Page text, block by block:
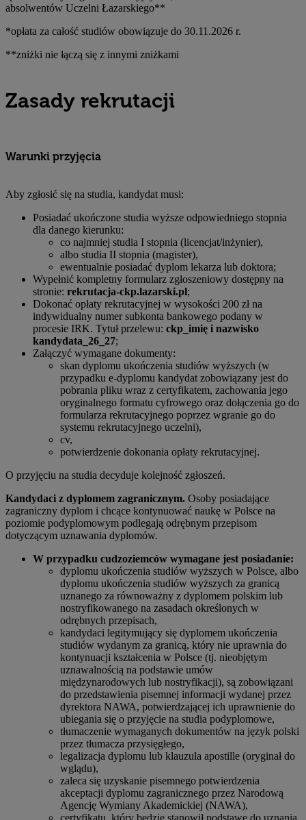
absolwentów Uczelni Łazarskiego**
*opłata za całość studiów obowiązuje do 30.11.2026 r.
**zniżki nie łączą się z innymi zniżkami
Zasady rekrutacji
Warunki przyjęcia
Aby zgłosić się na studia, kandydat musi:
Posiadać ukończone studia wyższe odpowiedniego stopnia
dla danego kierunku:
co najmniej studia I stopnia (licencjat/inżynier),
albo studia II stopnia (magister),
ewentualnie posiadać dyplom lekarza lub doktora;
Wypełnić kompletny formularz zgłoszeniowy dostępny na
stronie: rekrutacja-ckp.lazarski.pl;
Dokonać opłaty rekrutacyjnej w wysokości 200 zł na
indywidualny numer subkonta bankowego podany w
procesie IRK. Tytuł przelewu: ckp_imię i nazwisko
kandydata_26_27;
Załączyć wymagane dokumenty:
skan dyplomu ukończenia studiów wyższych (w
przypadku e-dyplomu kandydat zobowiązany jest do
pobrania pliku wraz z certyfikatem, zachowania jego
oryginalnego formatu cyfrowego oraz dołączenia go do
formularza rekrutacyjnego poprzez wgranie go do
systemu rekrutacyjnego uczelni),
cv,
potwierdzenie dokonania opłaty rekrutacyjnej.
O przyjęciu na studia decyduje kolejność zgłoszeń.
Kandydaci z dyplomem zagranicznym. Osoby posiadające
zagraniczny dyplom i chcące kontynuować naukę w Polsce na
poziomie podyplomowym podlegają odrębnym przepisom
dotyczącym uznawania dyplomów.
W przypadku cudzoziemców wymagane jest posiadanie:
dyplomu ukończenia studiów wyższych w Polsce, albo
dyplomu ukończenia studiów wyższych za granicą
uznanego za równoważny z dyplomem polskim lub
nostryfikowanego na zasadach określonych w
odrębnych przepisach,
kandydaci legitymujący się dyplomem ukończenia
studiów wydanym za granicą, który nie uprawnia do
kontynuacji kształcenia w Polsce (tj. nieobjętym
uznawalnością na podstawie umów
międzynarodowych lub nostryfikacji), są zobowiązani
do przedstawienia pisemnej informacji wydanej przez
dyrektora NAWA, potwierdzającej ich uprawnienie do
ubiegania się o przyjęcie na studia podyplomowe,
tłumaczenie wymaganych dokumentów na język polski
przez tłumacza przysięgłego,
legalizacja dyplomu lub klauzula apostille (oryginał do
wglądu),
zaleca się uzyskanie pisemnego potwierdzenia
akceptacji dyplomu zagranicznego przez Narodową
Agencję Wymiany Akademickiej (NAWA),
certyfikatu, który będzie stanowił podstawę do uznania